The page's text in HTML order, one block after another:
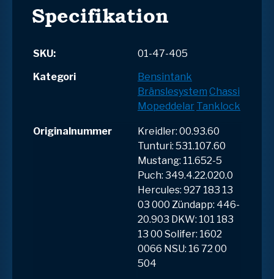
Specifikation
SKU:
01-47-405
Kategori
Bensintank
Bränslesystem Chassi
Mopeddelar Tanklock
Originalnummer
Kreidler: 00.93.60
Tunturi: 531.107.60
Mustang: 11.652-5
Puch: 349.4.22.020.0
Hercules: 927 183 13
03 000 Zündapp: 446-
20.903 DKW: 101 183
13 00 Solifer: 1602
0066 NSU: 16 72 00
504